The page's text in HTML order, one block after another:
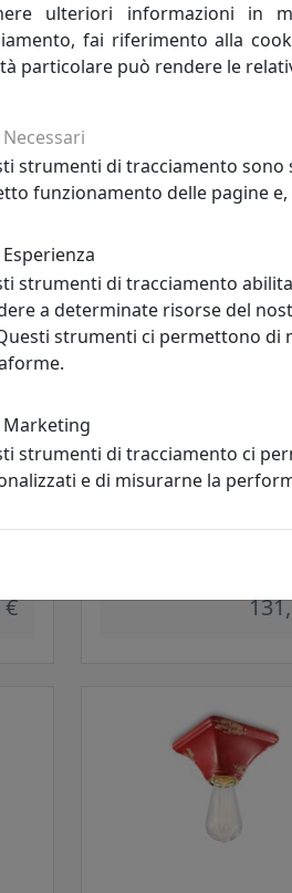
€
€
ulteriori informazioni in
fai riferimento alla
particolare può rendere le
Necessari
strumenti di tracciamento
funzionamento delle pagine
Esperienza
strumenti di tracciamento
a determinate risorse del
strumenti ci permettono di
Marketing
strumenti di tracciamento ci
e di misurarne la